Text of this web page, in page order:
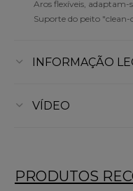
Aros flexíveis,
Suporte do peito "clean-
INFORMAÇÃO
VÍDEO
PRODUTOS